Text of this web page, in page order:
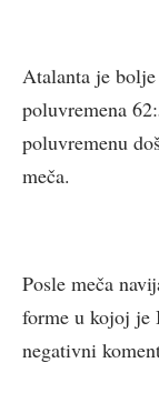
Atalanta je
poluvremena
poluvremenu
meča.
Posle meča
forme u kojoj je
negativni